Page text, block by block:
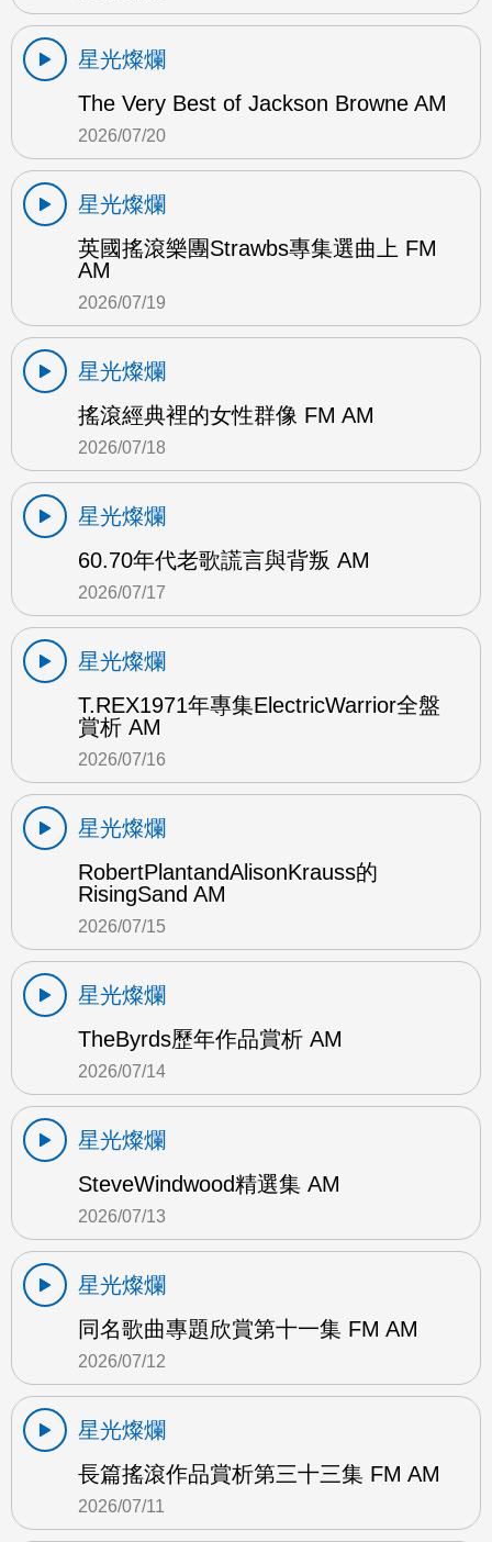
星光燦爛
The Very Best of Jackson Browne AM
2026/07/20
星光燦爛
英國搖滾樂團Strawbs專集選曲上 FM
AM
2026/07/19
星光燦爛
搖滾經典裡的女性群像 FM AM
2026/07/18
星光燦爛
60.70年代老歌謊言與背叛 AM
2026/07/17
星光燦爛
T.REX1971年專集ElectricWarrior全盤
賞析 AM
2026/07/16
星光燦爛
RobertPlantandAlisonKrauss的
RisingSand AM
2026/07/15
星光燦爛
TheByrds歷年作品賞析 AM
2026/07/14
星光燦爛
SteveWindwood精選集 AM
2026/07/13
星光燦爛
同名歌曲專題欣賞第十一集 FM AM
2026/07/12
星光燦爛
長篇搖滾作品賞析第三十三集 FM AM
2026/07/11